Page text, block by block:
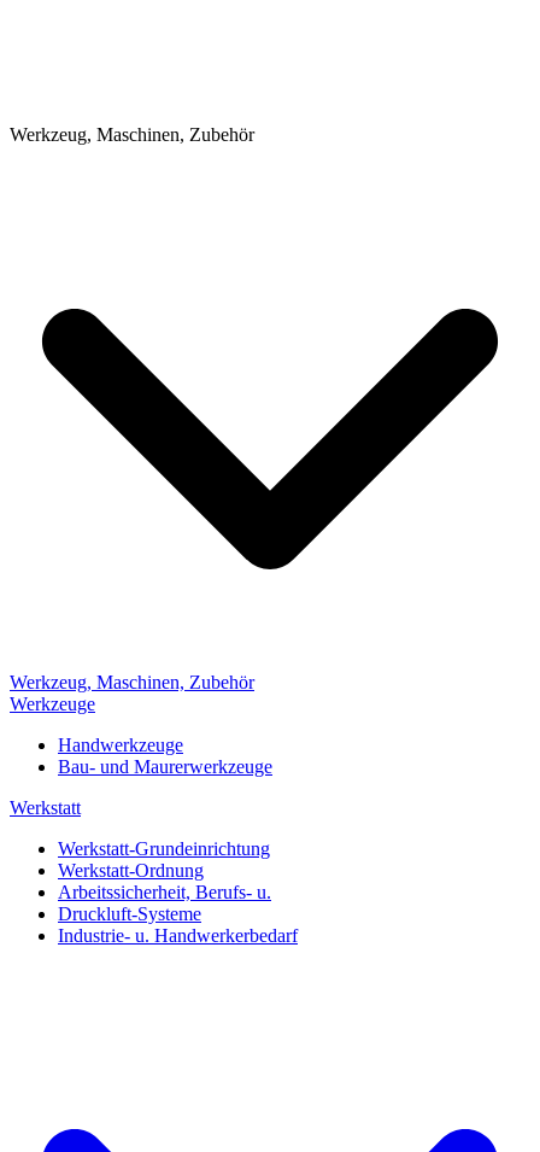
Werkzeug, Maschinen, Zubehör
Werkzeug, Maschinen, Zubehör
Werkzeuge
Handwerkzeuge
Bau- und Maurerwerkzeuge
Werkstatt
Werkstatt-Grundeinrichtung
Werkstatt-Ordnung
Arbeitssicherheit, Berufs- u.
Druckluft-Systeme
Industrie- u. Handwerkerbedarf